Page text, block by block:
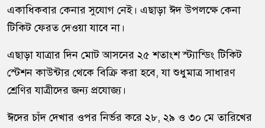
একাধিকবার কেনার সুযোগ নেই। এছাড়া ঈদ উপলক্ষে কেনা
টিকিট ফেরত দেওয়া যাবে না।
এছাড়া যাত্রার দিন মোট আসনের ২৫ শতাংশ স্ট্যান্ডিং টিকিট
স্টেশন কাউন্টার থেকে বিক্রি করা হবে, যা শুধুমাত্র সাধারণ
শ্রেণির যাত্রীদের জন্য প্রযোজ্য।
ঈদের চাঁদ দেখার ওপর নির্ভর করে ২৮, ২৯ ও ৩০ মে তারিখের